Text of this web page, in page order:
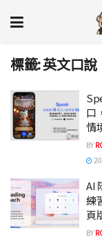
標籤:英文口說
口
情
BY
AI
練
頁
BY